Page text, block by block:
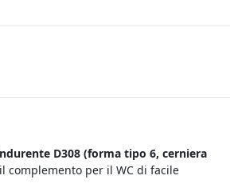
D308 (forma tipo 6, cerniera
complemento per il WC di facile